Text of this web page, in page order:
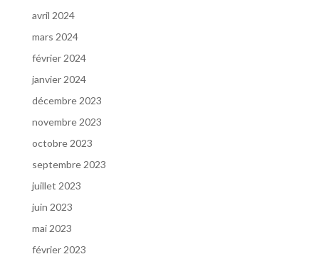
avril 2024
mars 2024
février 2024
janvier 2024
décembre 2023
novembre 2023
octobre 2023
septembre 2023
juillet 2023
juin 2023
mai 2023
février 2023